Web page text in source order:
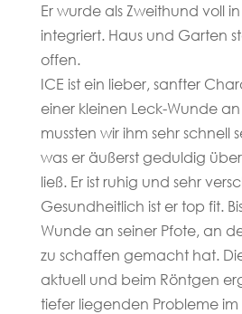
Er wurde als Zweithund voll
integriert. Haus und Garten
offen.
ICE ist ein lieber, sanfter
einer kleinen Leck-Wunde an
mussten wir ihm sehr schnell
was er äußerst geduldig
ließ. Er ist ruhig und sehr
Gesundheitlich ist er top fit.
Wunde an seiner Pfote, an
zu schaffen gemacht hat.
aktuell und beim Röntgen
tiefer liegenden Probleme